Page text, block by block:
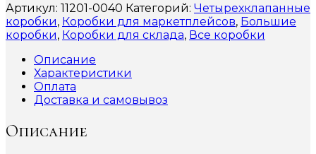
Артикул: 11201-0040 Категорий: Четырехклапанные
коробки, Коробки для маркетплейсов, Большие
коробки, Коробки для склада, Все коробки
Описание
Характеристики
Оплата
Доставка и самовывоз
Описание